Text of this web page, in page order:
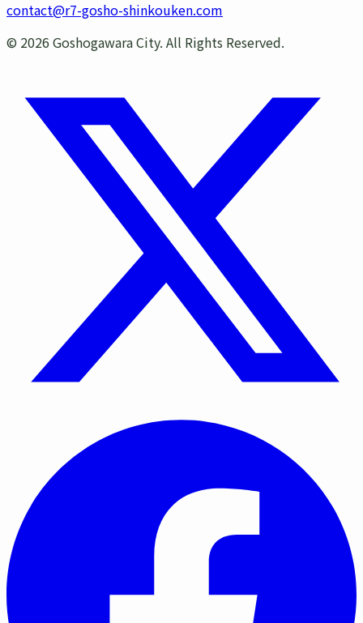
contact@r7-gosho-shinkouken.com
© 2026 Goshogawara City. All Rights Reserved.